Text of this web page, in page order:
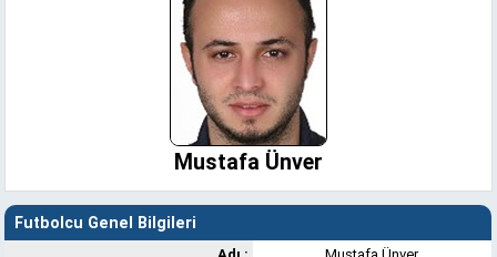
Mustafa Ünver
Futbolcu Genel Bilgileri